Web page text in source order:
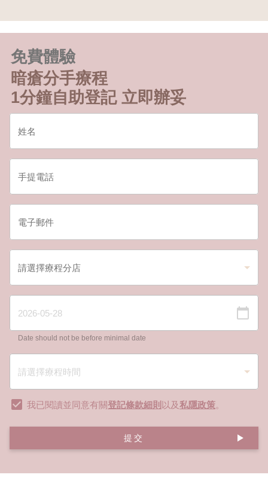
免費體驗
暗瘡分手療程
1分鐘自助登記 立即辦妥
Date should not be before minimal date
我已閱讀並同意有關登記條款細則 以及私隱政策。
提交